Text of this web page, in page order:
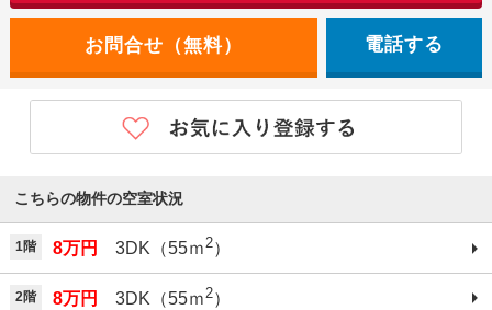
電話する
こちらの物件の空室状況
1階 8万円 3DK（55ｍ2）
2階 8万円 3DK（55ｍ 2）